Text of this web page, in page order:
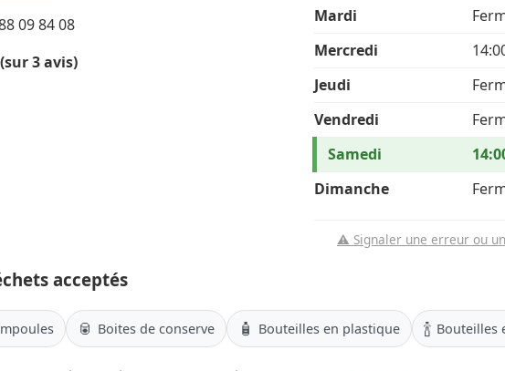
09 84 08
(sur 3 avis)
Mardi
Mercredi
Jeudi
Vendredi
Samedi
Dimanche
⚠️ Signaler une erreur ou
acceptés
🥫 Boites de conserve 🧴 Bouteilles en plastique 🍾 Bouteilles